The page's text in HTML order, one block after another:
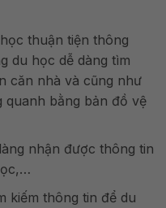
thuận tiện thông
du học dễ dàng tìm
căn nhà và cũng như
quanh bằng bản đồ vệ
nhận được thông tin
kiếm thông tin để du